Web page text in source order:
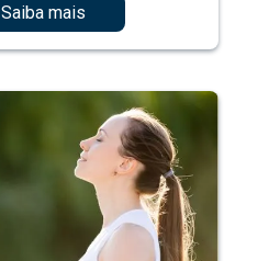
Saiba mais